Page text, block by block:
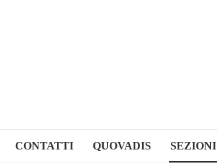
CONTATTI QUOVADIS SEZIONI